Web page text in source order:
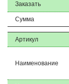
Заказать
Сумма
Артикул
Наименование